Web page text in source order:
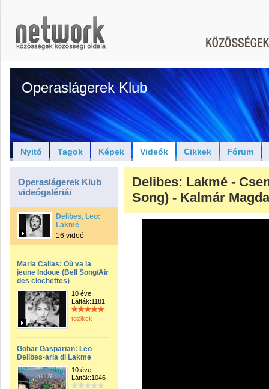
Operaslágerek Klub
Nyitó Tagok Képek Videók Cikkek Fórum
Operaslágerek Klub
videógalériái
Delibes, Leo:
Lakmé
16 videó
Maria Callas: Où va la
jeune Indoue (Bell Song/Air
des clochettes)
10 éve
Látták:1181
tozikek
Gohar Gasparian: Leo
Delibes-aria di Lakme
10 éve
Látták:1046
Delibes: Lakmé -
Song) - Kalmár